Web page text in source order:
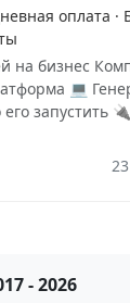
оплата ·
на бизнес
💻
запустить
- 2026